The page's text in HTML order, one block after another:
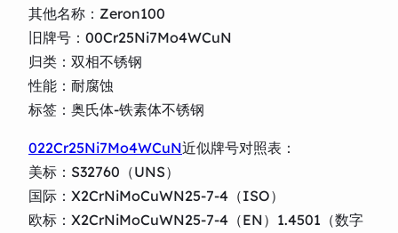
其他名称：Zeron100
旧牌号：00Cr25Ni7Mo4WCuN
归类：双相不锈钢
性能：耐腐蚀
标签：奥氏体-铁素体不锈钢
022Cr25Ni7Mo4WCuN近似牌号对照表：
美标：S32760（UNS）
国际：X2CrNiMoCuWN25-7-4（ISO）
欧标：X2CrNiMoCuWN25-7-4（EN）1.4501（数字